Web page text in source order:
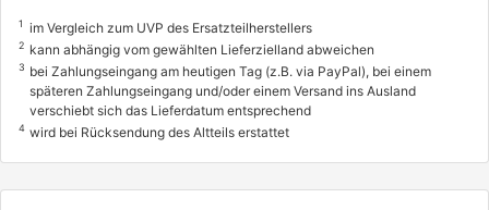
1 im Vergleich zum UVP des Ersatzteilherstellers
2 kann abhängig vom gewählten Lieferzielland abweichen
3 bei Zahlungseingang am heutigen Tag (z.B. via PayPal), bei einem
späteren Zahlungseingang und/oder einem Versand ins Ausland
verschiebt sich das Lieferdatum entsprechend
4 wird bei Rücksendung des Altteils erstattet